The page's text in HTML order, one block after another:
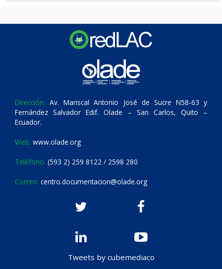
Dirección: Av. Mariscal Antonio José de Sucre N58-63 y
Fernández Salvador Edif. Olade – San Carlos, Quito –
Ecuador.
Web: www.olade.org
Teléfono: (593 2) 259 8122 / 2598 280
Correo: centro.documentacion@olade.org
Tweets by cubemediaco